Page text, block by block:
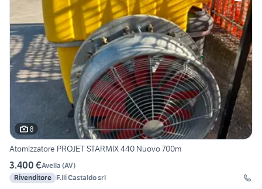
8
Atomizzatore PROJET STARMIX 440 Nuovo 700m
3.400 €Avella (AV)
Rivenditore F.lli Castaldo srl